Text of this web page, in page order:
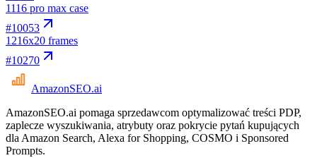
1116 pro max case
#10053
1216x20 frames
#10270
AmazonSEO.ai
AmazonSEO.ai pomaga sprzedawcom optymalizować treści PDP,
zaplecze wyszukiwania, atrybuty oraz pokrycie pytań kupujących
dla Amazon Search, Alexa for Shopping, COSMO i Sponsored
Prompts.